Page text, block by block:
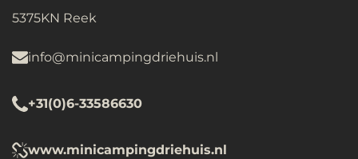
5375KN Reek
info@minicampingdriehuis.nl
+31(0)6-33586630
www.minicampingdriehuis.nl